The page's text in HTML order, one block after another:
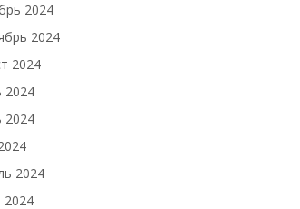
2024
2024
2024
2024